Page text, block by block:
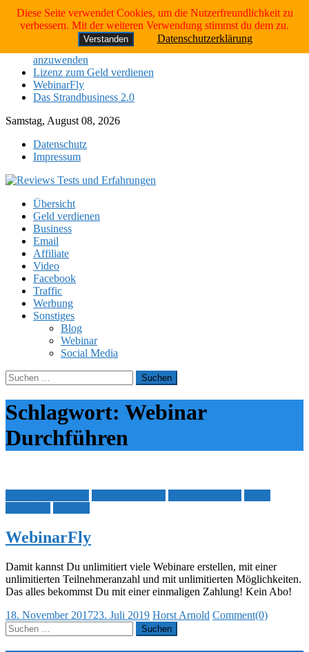
Skip
Neueste Tests:
Das Strandbusiness 2.0
die 4 Schritte, um das Gesetz der Anziehung erfolgreich
anzuwenden
Lizenz zum Geld verdienen
WebinarFly
Das Strandbusiness 2.0
Samstag, August 08, 2026
Datenschutz
Impressum
Übersicht
Geld verdienen
Business
Email
Affiliate
Video
Facebook
Traffic
Werbung
Sonstiges
Blog
Webinar
Social Media
Suchen
nach:
Schlagwort: Webinar
Durchführen
WebinarFly
Damit kannst Du unlimitiert viele Webinare erstellen, mit einer
unlimitierten Teilnehmeranzahl und mit unlimitierten Möglichkeiten.
Das alles bekommst Du mit einer einmaligen Zahlung! Kein Abo!
Posted
on
18. November 201723. Juli 2019 Author
Horst Arnold Comment(0)
Suchen
nach:
Diese Seite verwendet Cookies, um die Nutzerfreundlichkeit zu
verbessern. Mit der weiteren Verwendung stimmst du dem zu.
Verstanden Datenschutzerklärung